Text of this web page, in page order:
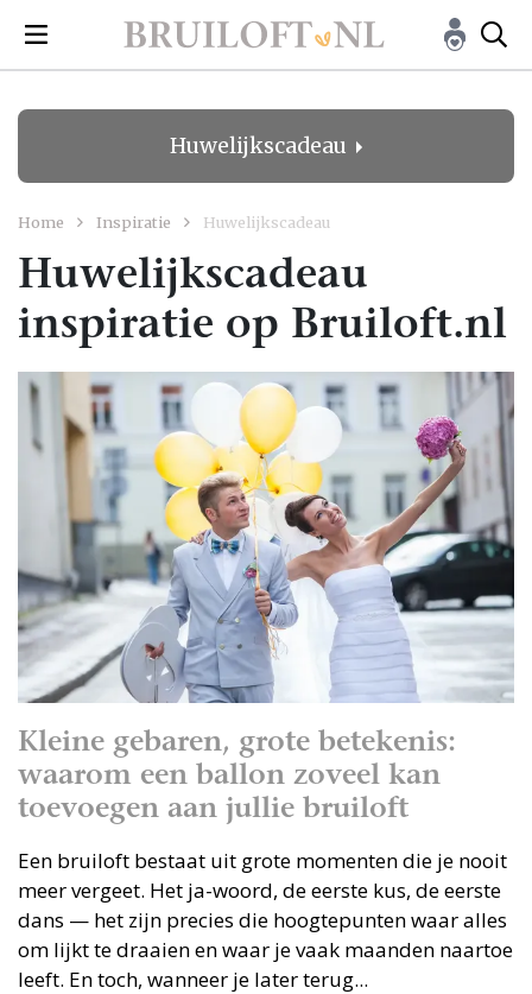
Huwelijkscadeau
Home Inspiratie Huwelijkscadeau
Huwelijkscadeau
inspiratie op Bruiloft.nl
Kleine gebaren, grote betekenis:
waarom een ballon zoveel kan
toevoegen aan jullie bruiloft
Een bruiloft bestaat uit grote momenten die je nooit
meer vergeet. Het ja-woord, de eerste kus, de eerste
dans — het zijn precies die hoogtepunten waar alles
om lijkt te draaien en waar je vaak maanden naartoe
leeft. En toch, wanneer je later terug...